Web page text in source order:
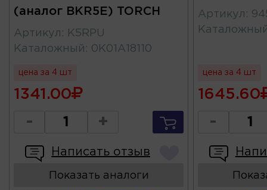
(аналог BKR5E) TORCH
Артикул :
K5RPU
Каталожный : 0K01A18110
цена за 4 шт
1341.00
- +
Написать отзыв
Показать аналоги
Артикул :
цена за 4 шт
1645.60
-